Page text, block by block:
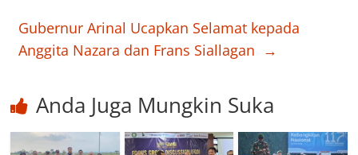
Gubernur Arinal Ucapkan Selamat kepada
Anggita Nazara dan Frans Siallagan →
Anda Juga Mungkin Suka